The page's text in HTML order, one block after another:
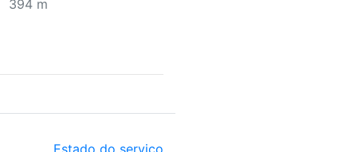
394 m
Estado do serviço